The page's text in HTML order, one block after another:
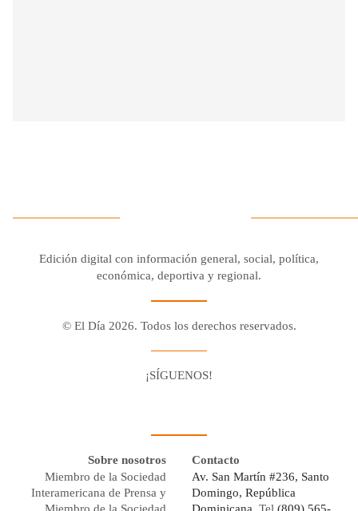
Edición digital con información general, social, política,
económica, deportiva y regional.
© El Día 2026. Todos los derechos reservados.
¡SÍGUENOS!
Sobre nosotros
Miembro de la Sociedad
Interamericana de Prensa y
Miembro de la Sociedad
Contacto
Av. San Martín #236, Santo
Domingo, República
Dominicana, Tel (809) 565-